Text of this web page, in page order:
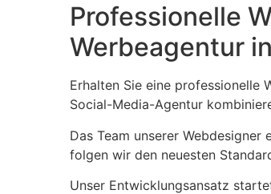
Professionelle
Werbeagentur
Erhalten Sie eine professionelle
Social-Media-Agentur
Das Team unserer
folgen wir den neuesten
Unser Entwicklungsansatz